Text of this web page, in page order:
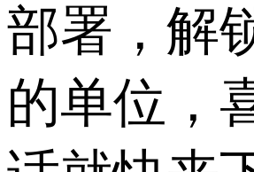
部署，解
的单位，